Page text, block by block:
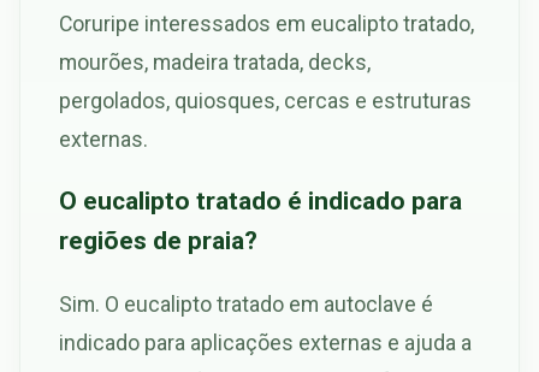
Coruripe interessados em eucalipto tratado,
mourões, madeira tratada, decks,
pergolados, quiosques, cercas e estruturas
externas.
O eucalipto tratado é indicado para
regiões de praia?
Sim. O eucalipto tratado em autoclave é
indicado para aplicações externas e ajuda a